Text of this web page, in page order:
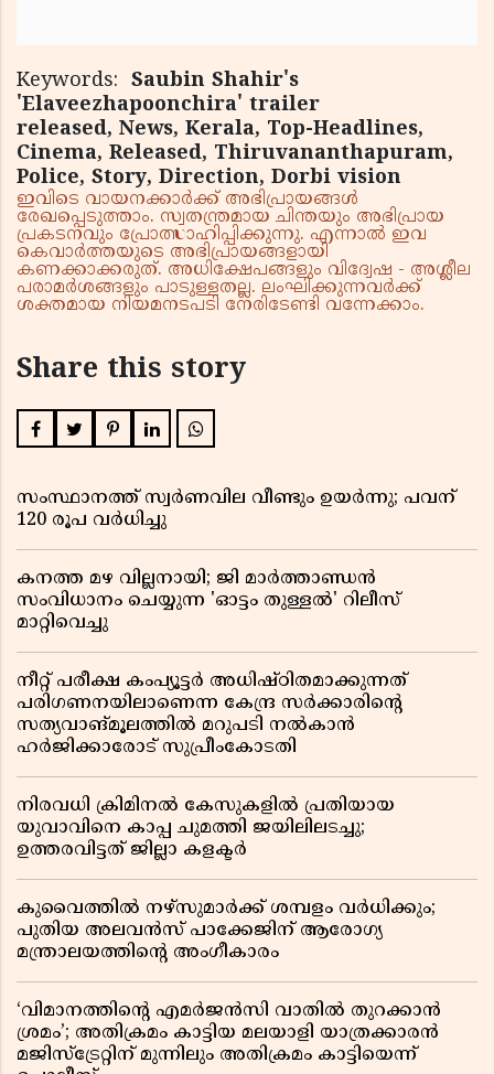
Keywords: Saubin Shahir's
'Elaveezhapoonchira' trailer
released, News, Kerala, Top-Headlines,
Cinema, Released, Thiruvananthapuram,
Police, Story, Direction, Dorbi vision
ഇവിടെ വായനക്കാർക്ക് അഭിപ്രായങ്ങൾ
രേഖപ്പെടുത്താം. സ്വതന്ത്രമായ ചിന്തയും അഭിപ്രായ
പ്രകടനവും പ്രോത്സാഹിപ്പിക്കുന്നു. എന്നാൽ ഇവ
കെവാർത്തയുടെ അഭിപ്രായങ്ങളായി
കണക്കാക്കരുത്. അധിക്ഷേപങ്ങളും വിദ്വേഷ - അശ്ലീല
പരാമർശങ്ങളും പാടുള്ളതല്ല. ലംഘിക്കുന്നവർക്ക്
ശക്തമായ നിയമനടപടി നേരിടേണ്ടി വന്നേക്കാം.
Share this story
സംസ്ഥാനത്ത് സ്വര്‍ണവില വീണ്ടും ഉയർന്നു; പവന്
120 രൂപ വര്‍ധിച്ചു
കനത്ത മഴ വില്ലനായി; ജി മാർത്താണ്ഡൻ
സംവിധാനം ചെയ്യുന്ന 'ഓട്ടം തുള്ളൽ' റിലീസ്
മാറ്റിവെച്ചു
നീറ്റ് പരീക്ഷ കംപ്യൂട്ടർ അധിഷ്ഠിതമാക്കുന്നത്
പരിഗണനയിലാണെന്ന കേന്ദ്ര സർക്കാരിൻ്റെ
സത്യവാങ്മൂലത്തിൽ മറുപടി നൽകാൻ
ഹർജിക്കാരോട് സുപ്രീംകോടതി
നിരവധി ക്രിമിനൽ കേസുകളിൽ പ്രതിയായ
യുവാവിനെ കാപ്പ ചുമത്തി ജയിലിലടച്ചു;
ഉത്തരവിട്ടത് ജില്ലാ കളക്ടർ
കുവൈത്തിൽ നഴ്‌സുമാർക്ക് ശമ്പളം വർധിക്കും;
പുതിയ അലവൻസ് പാക്കേജിന് ആരോഗ്യ
മന്ത്രാലയത്തിൻ്റെ അംഗീകാരം
‘വിമാനത്തിൻ്റെ എമർജൻസി വാതിൽ തുറക്കാൻ
ശ്രമം’; അതിക്രമം കാട്ടിയ മലയാളി യാത്രക്കാരൻ
മജിസ്ട്രേറ്റിന് മുന്നിലും അതിക്രമം കാട്ടിയെന്ന്